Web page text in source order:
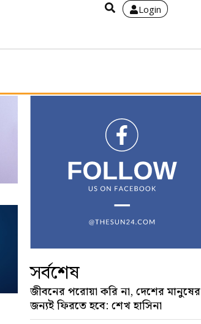
Login
সর্বশেষ
জীবনের পরোয়া করি না, দেশের মানুষের
জন্যই ফিরতে হবে: শেখ হাসিনা